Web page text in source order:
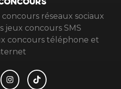
réseaux sociaux
jeux concours SMS
concours téléphone et